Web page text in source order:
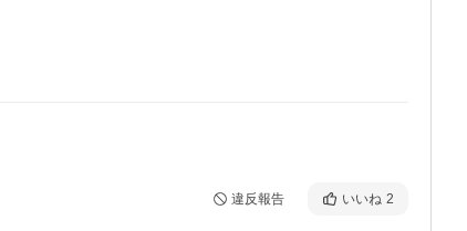
違反報告 いいね 2